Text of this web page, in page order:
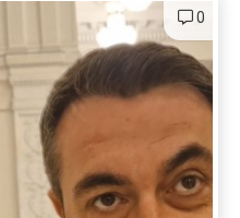
0